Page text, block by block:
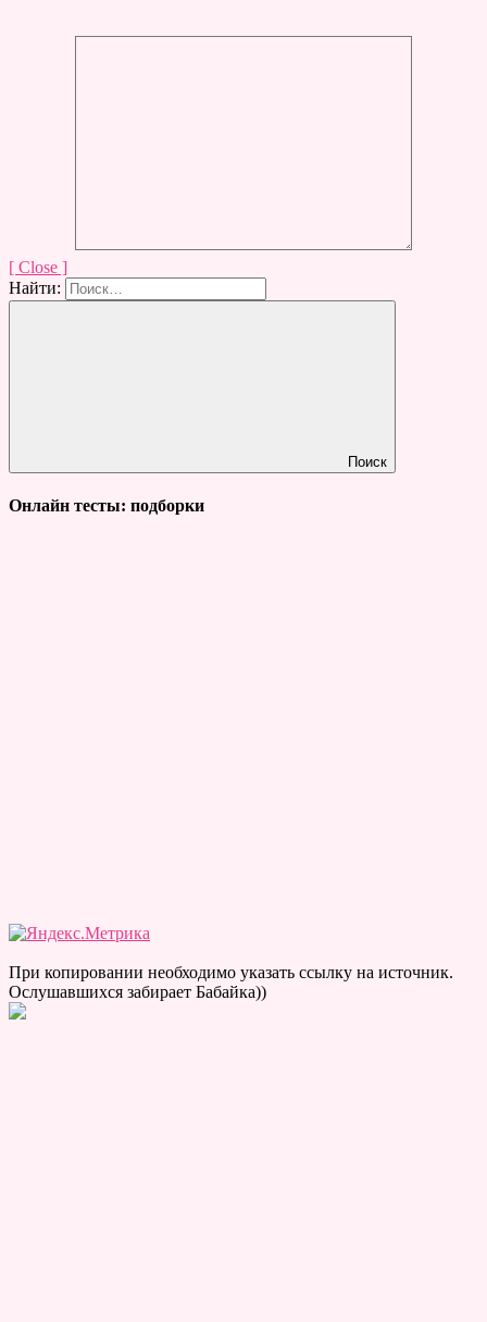
[ Close ]
Найти:
Поиск
Онлайн тесты: подборки
При копировании необходимо указать ссылку на источник.
Ослушавшихся забирает Бабайка))